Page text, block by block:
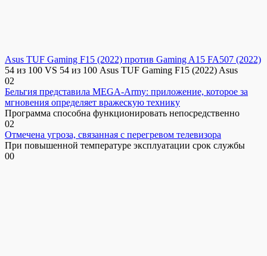
Asus TUF Gaming F15 (2022) против Gaming A15 FA507 (2022)
54 из 100 VS 54 из 100 Asus TUF Gaming F15 (2022) Asus
02
Бельгия представила MEGA-Army: приложение, которое за
мгновения определяет вражескую технику
Программа способна функционировать непосредственно
02
Отмечена угроза, связанная с перегревом телевизора
При повышенной температуре эксплуатации срок службы
00